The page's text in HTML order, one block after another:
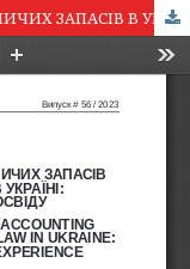
ОСОБЛИВОСТІ ЕКАУНТИНГУ ВИРОБНИЧИХ ЗАПАСІВ В УМОВАХ ВОЄННОГО СТАНУ В УКРАЇНІ: УРОКИ З МІЖНАРОДНОГО ДОСВІДУ